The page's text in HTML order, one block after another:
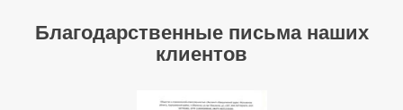
Благодарственные письма наших
клиентов